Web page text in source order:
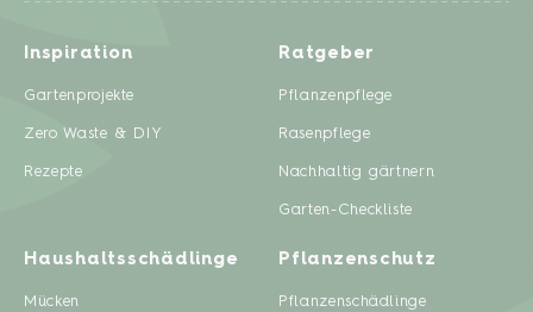
Inspiration
Gartenprojekte
Zero Waste & DIY
Rezepte
Ratgeber
Pflanzenpflege
Rasenpflege
Nachhaltig gärtnern
Garten-Checkliste
Haushaltsschädlinge
Mücken
Pflanzenschutz
Pflanzenschädlinge